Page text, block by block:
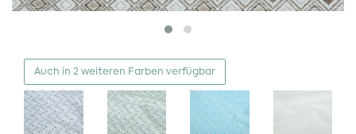
Auch in 2 weiteren Farben verfügbar